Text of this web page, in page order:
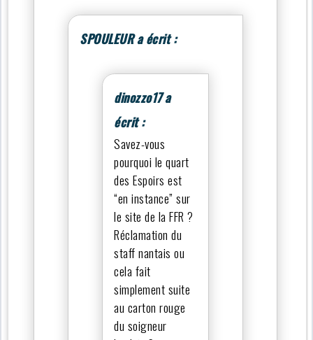
SPOULEUR a écrit :
dinozzo17 a
écrit :
Savez-vous
pourquoi le quart
des Espoirs est
“en instance” sur
le site de la FFR ?
Réclamation du
staff nantais ou
cela fait
simplement suite
au carton rouge
du soigneur